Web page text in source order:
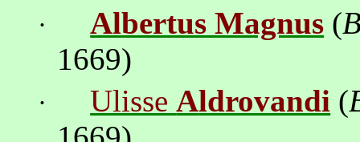
· Albertus Magnus (
1669)
· UlisseAldrovandi (